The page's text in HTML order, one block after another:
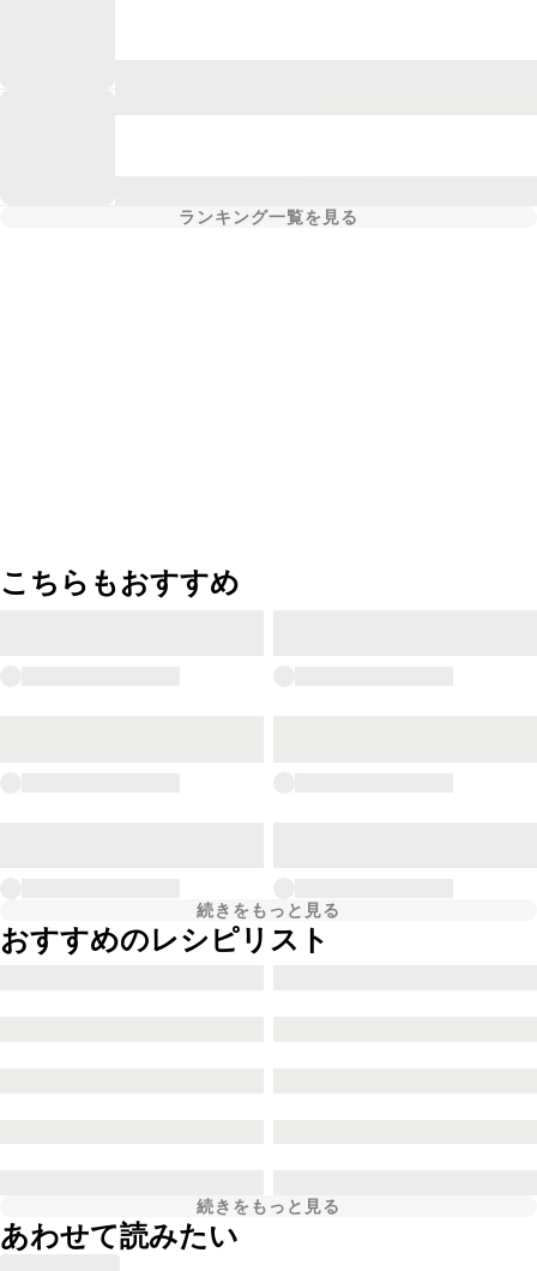
ランキング一覧を見る
こちらもおすすめ
続きをもっと見る
おすすめのレシピリスト
続きをもっと見る
あわせて読みたい